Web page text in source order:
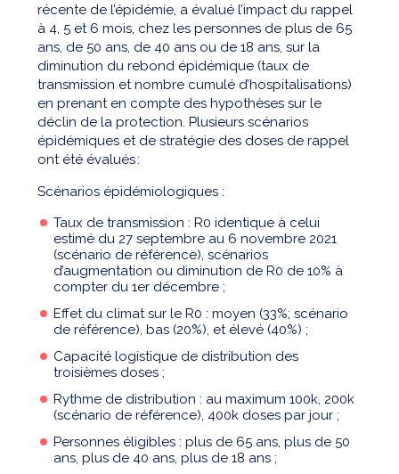
récente de l’épidémie, a évalué l’impact du rappel
à 4, 5 et 6 mois, chez les personnes de plus de 65
ans, de 50 ans, de 40 ans ou de 18 ans, sur la
diminution du rebond épidémique (taux de
transmission et nombre cumulé d’hospitalisations)
en prenant en compte des hypothèses sur le
déclin de la protection. Plusieurs scénarios
épidémiques et de stratégie des doses de rappel
ont été évalués :
Scénarios épidémiologiques :
Taux de transmission : R0 identique à celui
estimé du 27 septembre au 6 novembre 2021
(scénario de référence), scénarios
d’augmentation ou diminution de R0 de 10% à
compter du 1er décembre ;
Effet du climat sur le R0 : moyen (33%; scénario
de référence), bas (20%), et élevé (40%) ;
Capacité logistique de distribution des
troisièmes doses ;
Rythme de distribution : au maximum 100k, 200k
(scénario de référence), 400k doses par jour ;
Personnes éligibles : plus de 65 ans, plus de 50
ans, plus de 40 ans, plus de 18 ans ;